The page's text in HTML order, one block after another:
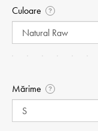
Culoare ?
Mărime ?